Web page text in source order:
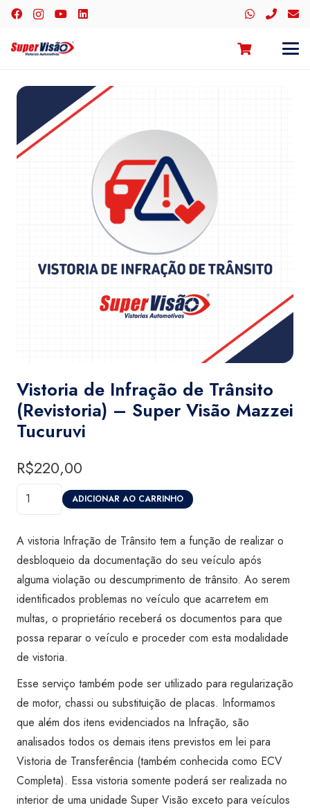
Vistoria de Infração de Trânsito
(Revistoria) – Super Visão Mazzei
Tucuruvi
R$220,00
Vistoria
Infração
de
Trânsito
(Revistoria)
Visão
Tucuruvi
quantidade
ADICIONAR AO CARRINHO
A vistoria Infração de Trânsito tem a função de realizar o
desbloqueio da documentação do seu veículo após
alguma violação ou descumprimento de trânsito. Ao serem
identificados problemas no veículo que acarretem em
multas, o proprietário receberá os documentos para que
possa reparar o veículo e proceder com esta modalidade
de vistoria.
Esse serviço também pode ser utilizado para regularização
de motor, chassi ou substituição de placas. Informamos
que além dos itens evidenciados na Infração, são
analisados todos os demais itens previstos em lei para
Vistoria de Transferência (também conhecida como ECV
Completa). Essa vistoria somente poderá ser realizada no
interior de uma unidade Super Visão exceto para veículos